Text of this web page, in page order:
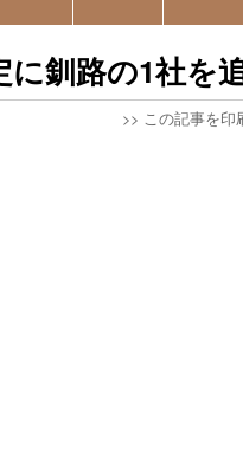
釧路の1社を
>> この記事を印